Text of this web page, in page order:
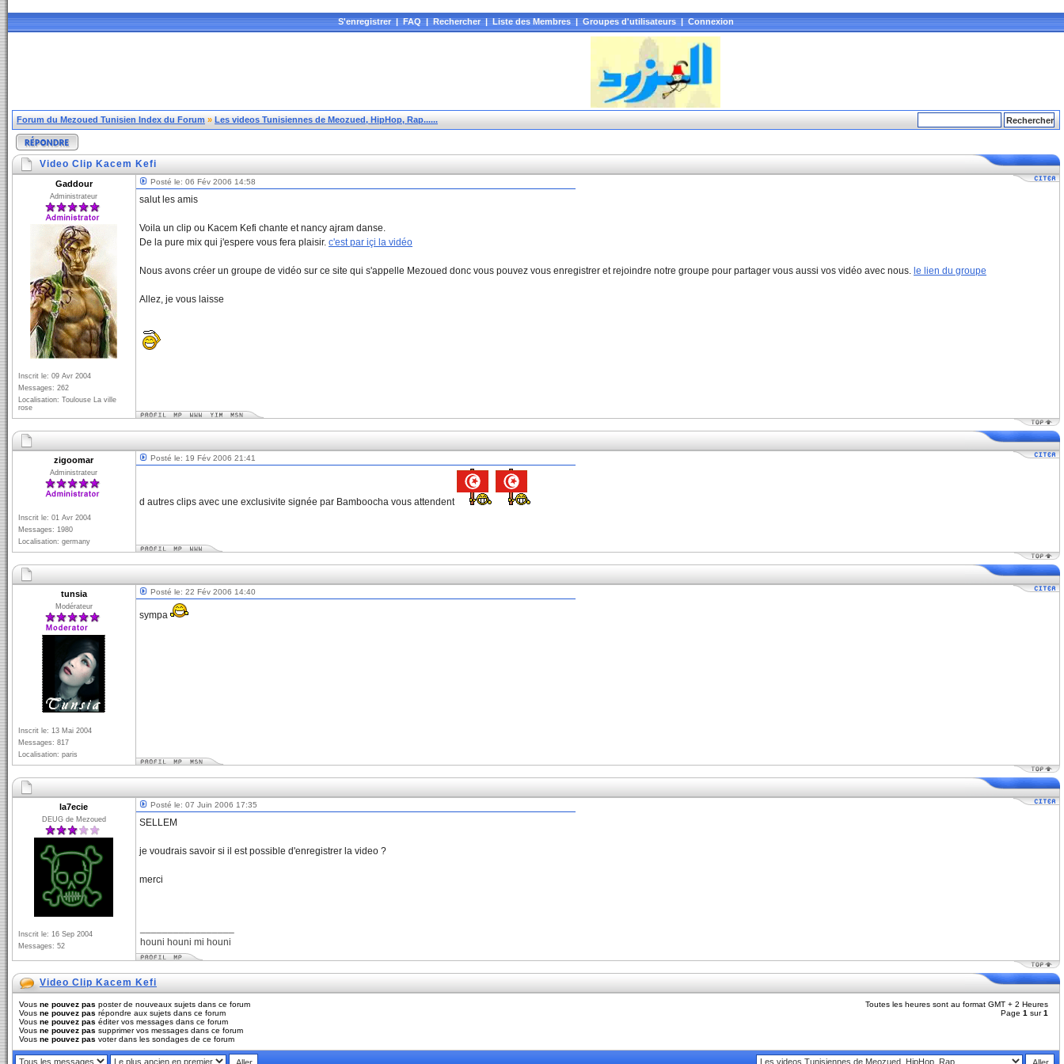
S'enregistrer|FAQ|Rechercher|Liste des Membres|Groupes d'utilisateurs|Connexion
Forum du Mezoued Tunisien Index du Forum » Les videos Tunisiennes de Meozued, HipHop, Rap......
Video Clip Kacem Kefi
Gaddour
Administrateur
Inscrit le: 09 Avr 2004
Messages: 262
Localisation: Toulouse La ville
rose
Posté le: 06 Fév 2006 14:58
salut les amis
Voila un clip ou Kacem Kefi chante et nancy ajram danse.
De la pure mix qui j'espere vous fera plaisir. c'est par içi la vidéo
Nous avons créer un groupe de vidéo sur ce site qui s'appelle Mezoued donc vous pouvez vous enregistrer et rejoindre notre groupe pour partager vous aussi vos vidéo avec nous. le lien du groupe
Allez, je vous laisse
zigoomar
Administrateur
Inscrit le: 01 Avr 2004
Messages: 1980
Localisation: germany
Posté le: 19 Fév 2006 21:41
d autres clips avec une exclusivite signée par Bamboocha vous attendent
tunsia
Modérateur
Inscrit le: 13 Mai 2004
Messages: 817
Localisation: paris
Posté le: 22 Fév 2006 14:40
sympa
la7ecie
DEUG de Mezoued
Inscrit le: 16 Sep 2004
Messages: 52
Posté le: 07 Juin 2006 17:35
SELLEM
je voudrais savoir si il est possible d'enregistrer la video ?
merci
houni houni mi houni
Video Clip Kacem Kefi
Vous ne pouvez pas poster de nouveaux sujets dans ce forum
Vous ne pouvez pas répondre aux sujets dans ce forum
Vous ne pouvez pas éditer vos messages dans ce forum
Vous ne pouvez pas supprimer vos messages dans ce forum
Vous ne pouvez pas voter dans les sondages de ce forum
Toutes les heures sont au format GMT + 2 Heures
Page 1 sur1